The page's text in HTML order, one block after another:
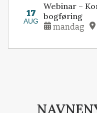
17
AUG
Webinar –
bogføring
mandag